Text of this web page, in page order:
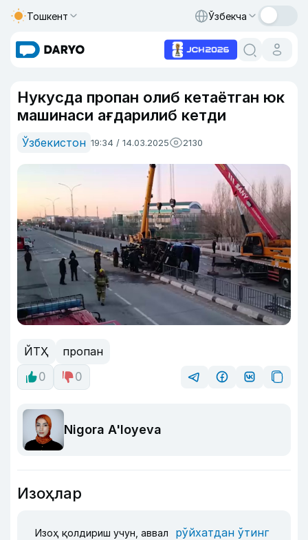
Тошкент Ўзбекча
Нукусда пропан олиб кетаётган юк
машинаси ағдарилиб кетди
Ўзбекистон 19:34 / 14.03.2025 2130
ЙТҲ
пропан
0
0
Nigora A'loyeva
Изоҳлар
Изоҳ қолдириш учун, аввал рўйхатдан ўтинг